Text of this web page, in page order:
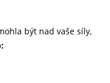
být nad vaše síly,